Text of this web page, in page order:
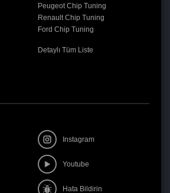
Peugeot Chip Tuning
Renault Chip Tuning
Ford Chip Tuning
Detaylı Tüm Liste
Instagram
Youtube
Hata Bildirin